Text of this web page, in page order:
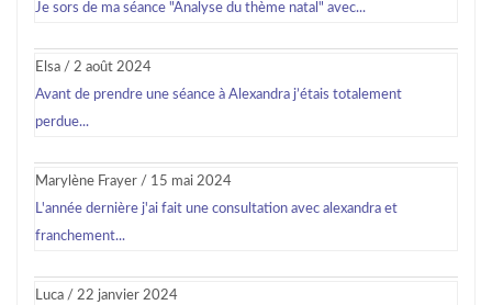
Je sors de ma séance "Analyse du thème natal" avec...
Elsa / 2 août 2024
Avant de prendre une séance à Alexandra j’étais totalement
perdue...
Marylène Frayer / 15 mai 2024
L'année dernière j'ai fait une consultation avec alexandra et
franchement...
Luca / 22 janvier 2024